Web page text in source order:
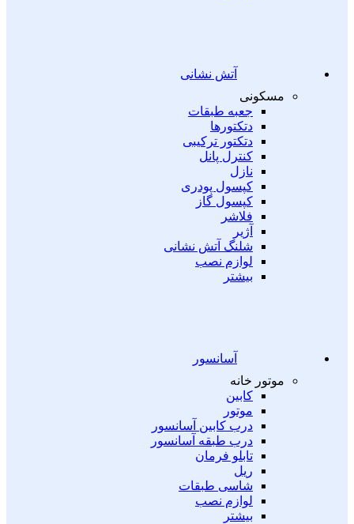
آتش نشانی
مسکونی
جعبه طبقات
دتکتورها
دتکتور ترکیبی
کنترل پانل
نازل
کپسول پودری
کپسول گاز
فلاشر
آژیر
شلنگ آتش نشانی
لوازم نصب
بیشتر
آسانسور
موتور خانه
کابین
موتور
درب کابین آسانسور
درب طبقه آسانسور
تابلو فرمان
ریل
شاسی طبقات
لوازم نصب
بیشتر